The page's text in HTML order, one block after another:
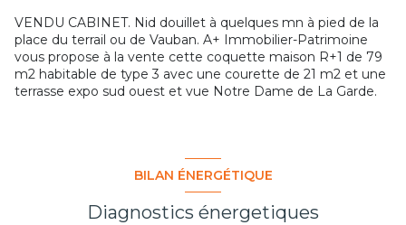
VENDU CABINET. Nid douillet à quelques mn à pied de la
place du terrail ou de Vauban. A+ Immobilier-Patrimoine
vous propose à la vente cette coquette maison R+1 de 79
m2 habitable de type 3 avec une courette de 21 m2 et une
terrasse expo sud ouest et vue Notre Dame de La Garde.
BILAN ÉNERGÉTIQUE
Diagnostics énergetiques